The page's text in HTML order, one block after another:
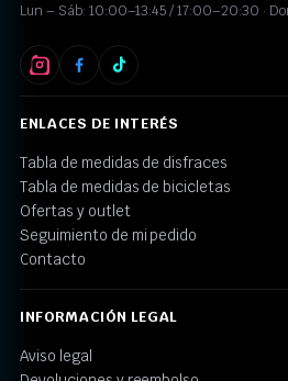
Lun – Sáb: 10:00–13:45 / 17:00–20:30 ·
ENLACES DE INTERÉS
Tabla de medidas de disfraces
Tabla de medidas de bicicletas
Ofertas y outlet
Seguimiento de mi pedido
Contacto
INFORMACIÓN LEGAL
Aviso legal